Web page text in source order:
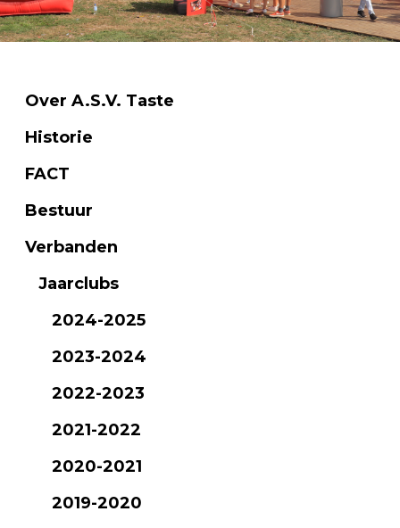
Over A.S.V. Taste
Historie
FACT
Bestuur
Verbanden
Jaarclubs
2024-2025
2023-2024
2022-2023
2021-2022
2020-2021
2019-2020